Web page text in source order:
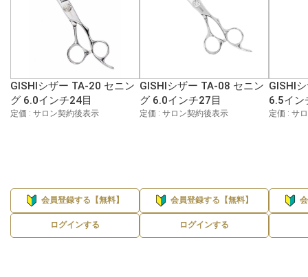
GISHIシザー TA-20 セニン
グ 6.0インチ24目
定価 : サロン契約後表示
会員登録する【無料】
ログインする
GISHIシザー TA-08 セニン
グ 6.0インチ27目
定価 : サロン契約後表示
会員登録する【無料】
ログインする
GISHI
6.5イン
定価 : サ